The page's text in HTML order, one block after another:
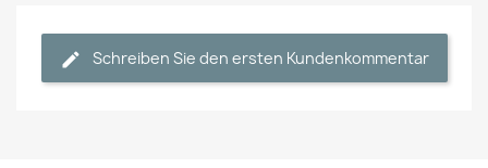
Schreiben Sie den ersten Kundenkommentar